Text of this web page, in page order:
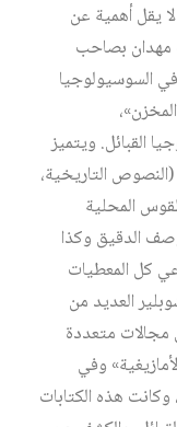
يقل أهمية عن
مهدان بصاحب
السوسيولوجيا
القبائل. ويتميز
التاريخية،
المحلية
الدقيق وكذا
كل المعطيات
خلف ميشوبلير العديد من
مجالات متعددة
وفي
هذه الكتابات